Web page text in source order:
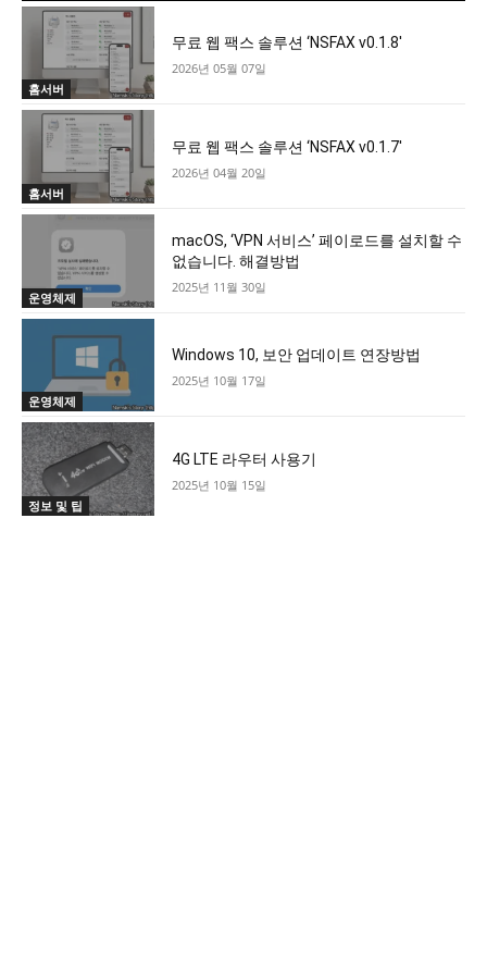
홈서버
무료 웹 팩스 솔루션 ‘NSFAX v0.1.8′
2026년 05월 07일
홈서버
무료 웹 팩스 솔루션 ‘NSFAX v0.1.7′
2026년 04월 20일
운영체제
macOS, ‘VPN 서비스’ 페이로드를 설치할 수
없습니다. 해결방법
2025년 11월 30일
운영체제
Windows 10, 보안 업데이트 연장방법
2025년 10월 17일
정보 및 팁
4G LTE 라우터 사용기
2025년 10월 15일